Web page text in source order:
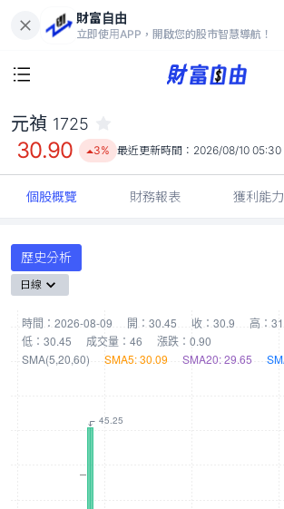
財富自由
立即使用APP，開啟您的股市智慧導航！
30.90
3%
元禎 1725
30.90 3% 最近更新時間： 2026/08/10 05:30
個股概覽 財務報表 獲利能力
歷史分析
日線